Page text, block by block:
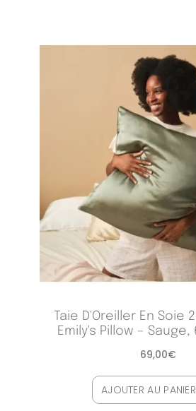
Taie D'Oreiller En Soie
Emily's Pillow – Sauge,
69,00€
AJOUTER AU PANIER